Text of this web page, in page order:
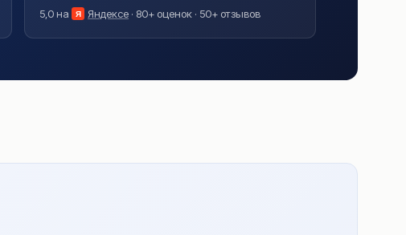
5,0 на Я Яндексе · 80+ оценок · 50+ отзывов